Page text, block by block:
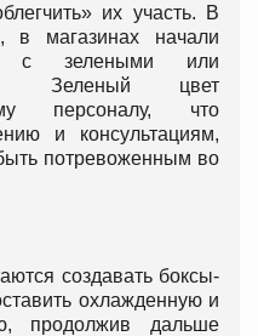
их участь. В
в магазинах начали
с зелеными или
Зеленый цвет
персоналу, что
и консультациям,
потревоженным во
создавать боксы-
охлажденную и
продолжив дальше